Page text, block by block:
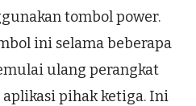
tombol power.
ini selama beberapa
ulang perangkat
pihak ketiga. Ini